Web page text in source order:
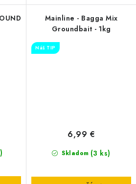
Mainline - Bagga Mix
Groundbait - 1kg
Náš TIP
Skladom (3 ks)
6,99 €